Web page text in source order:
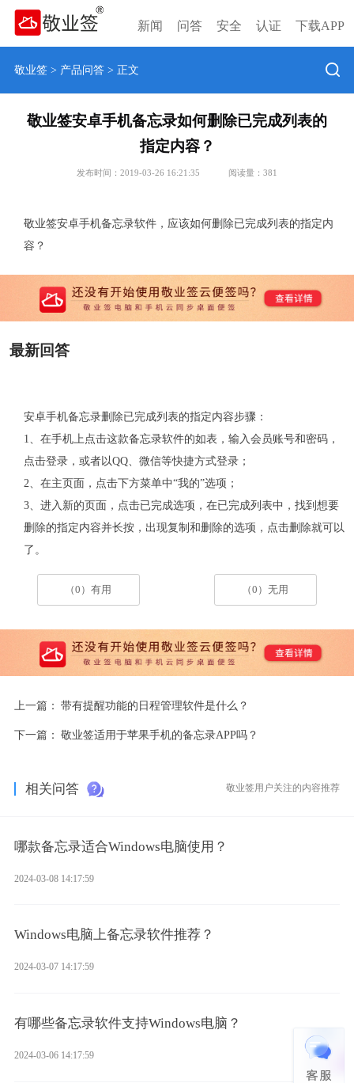
新闻 问答 安全 认证 下载APP
敬业签> 产品问答> 正文
敬业签安卓手机备忘录如何删除已完成列表的
指定内容？
发布时间：2019-03-26 16:21:35 阅读量： 381
敬业签安卓手机备忘录软件，应该如何删除已完成列表的指定内
容？
最新回答
安卓手机备忘录删除已完成列表的指定内容步骤：
1、在手机上点击这款备忘录软件的如表，输入会员账号和密码，
点击登录，或者以QQ、微信等快捷方式登录；
2、在主页面，点击下方菜单中“我的”选项；
3、进入新的页面，点击已完成选项，在已完成列表中，找到想要
删除的指定内容并长按，出现复制和删除的选项，点击删除就可以
了。
（0）有用 （0）无用
上一篇： 带有提醒功能的日程管理软件是什么？
下一篇： 敬业签适用于苹果手机的备忘录APP吗？
相关问答 敬业签用户关注的内容推荐
哪款备忘录适合Windows电脑使用？
2024-03-08 14:17:59
Windows电脑上备忘录软件推荐？
2024-03-07 14:17:59
有哪些备忘录软件支持Windows电脑？
2024-03-06 14:17:59